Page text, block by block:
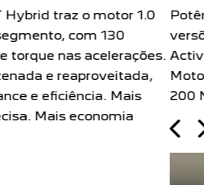
mais longe, mais rápido. As
AT, Allure T200 AT e
Peugeot 2008 com o
com 130 cv de potência e